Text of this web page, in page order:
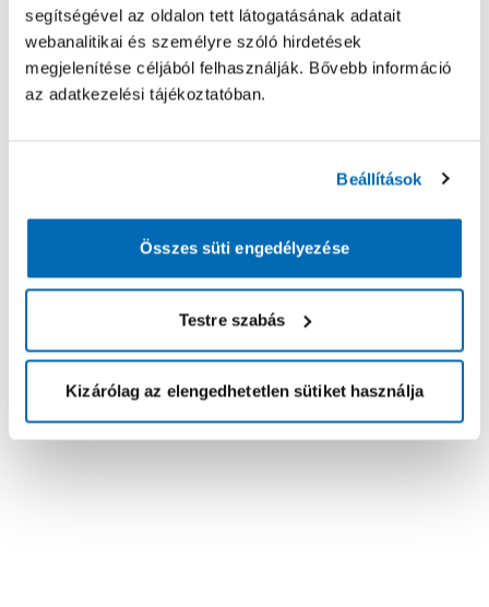
segítségével az oldalon tett látogatásának adatait
webanalitikai és személyre szóló hirdetések
megjelenítése céljából felhasználják. Bővebb információ
az adatkezelési tájékoztatóban.
Beállítások
Összes süti engedélyezése
Testre szabás
Kizárólag az elengedhetetlen sütiket használja